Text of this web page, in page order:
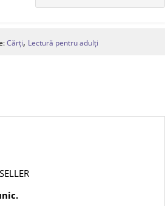
Cărți, Lectură pentru adulți